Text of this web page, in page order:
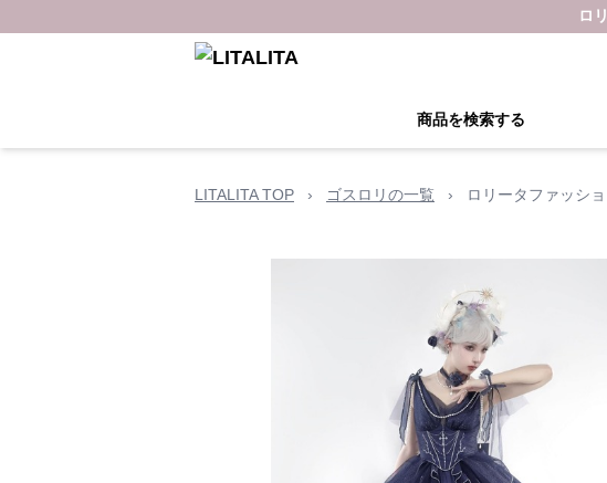
ロ
商品を検索する
LITALITA TOP › ゴスロリの一覧 › ロリータファッシ